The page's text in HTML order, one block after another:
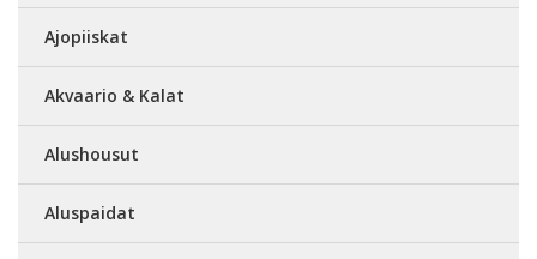
Ajopiiskat
Akvaario & Kalat
Alushousut
Aluspaidat